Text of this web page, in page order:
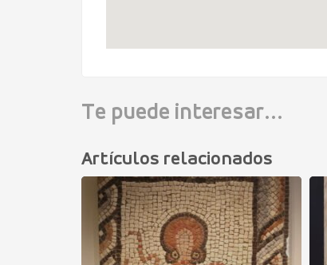
Te puede interesar...
Artículos relacionados